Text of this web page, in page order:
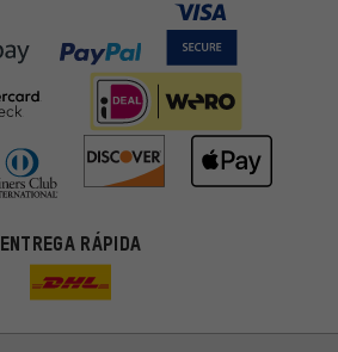
ENTREGA RÁPIDA